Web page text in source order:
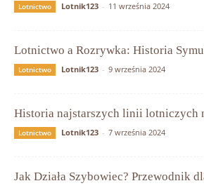
Lotnictwo Lotnik123 - 11 września 2024
Lotnictwo a Rozrywka: Historia
Lotnictwo Lotnik123 - 9 września 2024
Historia najstarszych linii lotniczych
Lotnictwo Lotnik123 - 7 września 2024
Jak Działa Szybowiec? Przewodnik